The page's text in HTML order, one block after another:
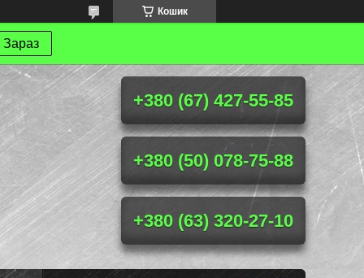
Кошик
+380 (67) 427-55-85
+380 (50) 078-75-88
+380 (63) 320-27-10